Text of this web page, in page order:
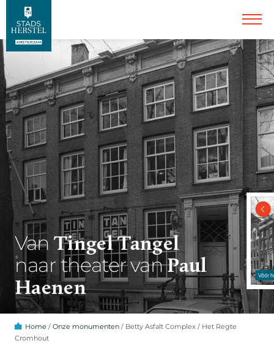
Van Tingel Tangel
naar theater vanPaul
Haenen
Home /Onze monumenten / Betty Asfalt Complex / Het Regte
Cromhout